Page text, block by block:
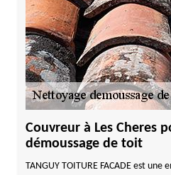
Couvreur à Les Cheres
démoussage de toit
TANGUY TOITURE FACADE est